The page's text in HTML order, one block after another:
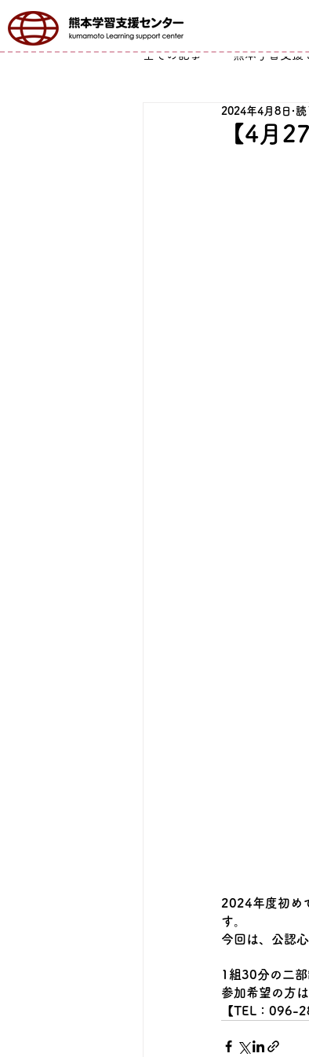
全ての記事 熊本学習支援
【4月
2024年4月8日 読
2024年度初め
す。
今回は、公認
1組30分の二部
参加希望の方
【TEL：096-